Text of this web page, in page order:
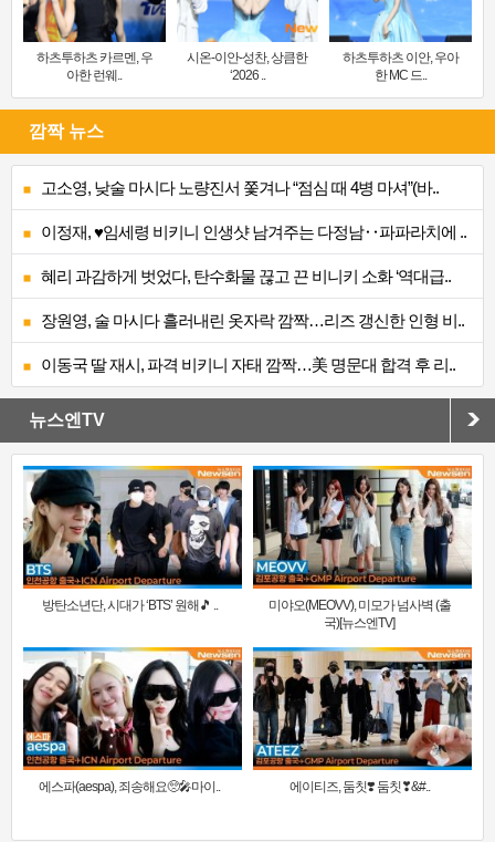
하츠투하츠 카르멘, 우
아한 런웨..
시온-이안-성찬, 상큼한
‘2026 ..
하츠투하츠 이안, 우아
한 MC 드..
깜짝 뉴스
고소영, 낮술 마시다 노량진서 쫓겨나 “점심 때 4병 마셔”(바..
이정재, ♥임세령 비키니 인생샷 남겨주는 다정남‥파파라치에 ..
혜리 과감하게 벗었다, 탄수화물 끊고 끈 비니키 소화 ‘역대급..
장원영, 술 마시다 흘러내린 옷자락 깜짝…리즈 갱신한 인형 비..
이동국 딸 재시, 파격 비키니 자태 깜짝…美 명문대 합격 후 리..
뉴스엔TV
방탄소년단, 시대가 ‘BTS’ 원해🎵 ..
미야오(MEOVV), 미모가 넘사벽 (출
국)[뉴스엔TV]
에스파(aespa), 죄송해요🥺🎤마이.. 에이티즈, 둠칫❣️ 둠칫❣&#..